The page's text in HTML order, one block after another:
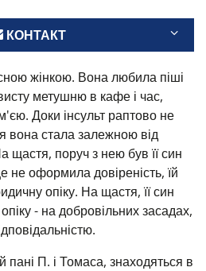
КОНТАКТ
жінкою. Вона любила піші
метушню в кафе і час,
Доки інсульт раптово не
вона стала залежною від
щастя, поруч з нею був її син
не оформила довіреність, їй
опіку. На щастя, її син
- на добровільних засадах,
пані П. і Томаса, знаходяться в